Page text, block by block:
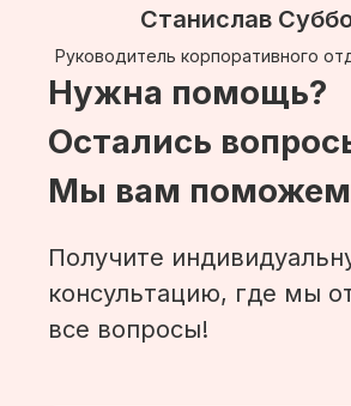
Станислав
Руководитель корпоративного
Нужна помощь?
Остались
Мы вам
Получите
консультацию, где мы
все вопросы!